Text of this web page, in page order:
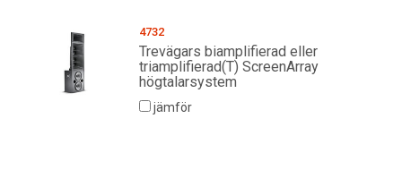
4732
Trevägars biamplifierad eller
triamplifierad(T) ScreenArray
högtalarsystem
jämför